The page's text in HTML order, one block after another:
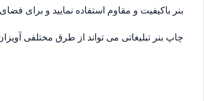
بنر باکیفیت و مقاوم استفاده نمایید و برای
چاپ بنر تبلیغاتی می تواند از طرق مختلفی